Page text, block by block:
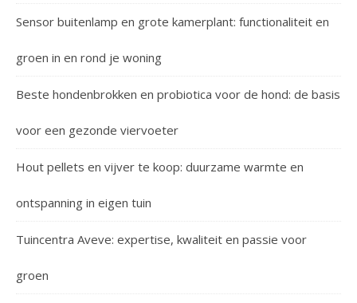
Sensor buitenlamp en grote kamerplant: functionaliteit en
groen in en rond je woning
Beste hondenbrokken en probiotica voor de hond: de basis
voor een gezonde viervoeter
Hout pellets en vijver te koop: duurzame warmte en
ontspanning in eigen tuin
Tuincentra Aveve: expertise, kwaliteit en passie voor
groen